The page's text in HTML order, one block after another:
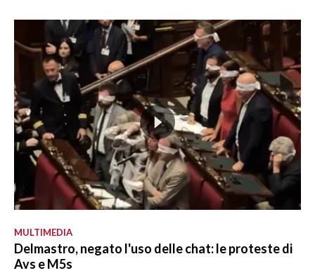
MULTIMEDIA
Delmastro, negato l'uso delle chat: le proteste di
Avs e M5s